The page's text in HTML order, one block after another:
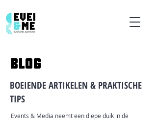
BLOG
BOEIENDE ARTIKELEN & PRAKTISCHE
TIPS
Events & Media neemt een diepe duik in de